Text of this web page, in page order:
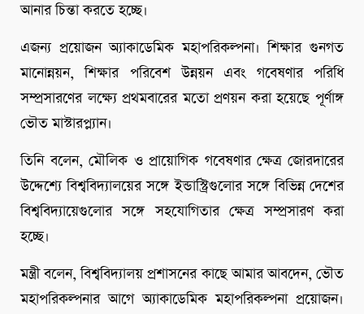
আনার চিন্তা করতে হচ্ছে।
এজন্য প্রয়োজন অ্যাকাডেমিক মহাপরিকল্পনা। শিক্ষার গুনগত
মানোন্নয়ন, শিক্ষার পরিবেশ উন্নয়ন এবং গবেষণার পরিধি
সম্প্রসারণের লক্ষ্যে প্রথমবারের মতো প্রণয়ন করা হয়েছে পূর্ণাঙ্গ
ভৌত মাস্টারপ্ল্যান।
তিনি বলেন, মৌলিক ও প্রায়োগিক গবেষণার ক্ষেত্র জোরদারের
উদ্দেশ্যে বিশ্ববিদ্যালয়ের সঙ্গে ইন্ডাস্ট্রিগুলোর সঙ্গে বিভিন্ন দেশের
বিশ্ববিদ্যায়েগুলোর সঙ্গে সহযোগিতার ক্ষেত্র সম্প্রসারণ করা
হচ্ছে।
মন্ত্রী বলেন, বিশ্ববিদ্যালয় প্রশাসনের কাছে আমার আবদেন, ভৌত
মহাপরিকল্পনার আগে অ্যাকাডেমিক মহাপরিকল্পনা প্রয়োজন।